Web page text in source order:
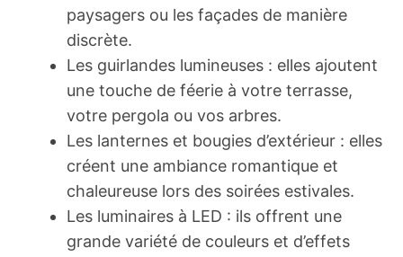
paysagers ou les façades de manière
discrète.
Les guirlandes lumineuses : elles ajoutent
une touche de féerie à votre terrasse,
votre pergola ou vos arbres.
Les lanternes et bougies d’extérieur : elles
créent une ambiance romantique et
chaleureuse lors des soirées estivales.
Les luminaires à LED : ils offrent une
grande variété de couleurs et d’effets